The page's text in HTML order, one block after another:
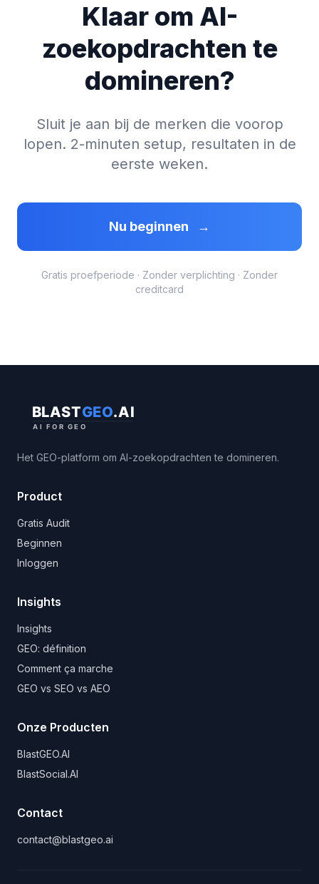
Klaar om AI-
zoekopdrachten te
domineren?
Sluit je aan bij de merken die voorop
lopen. 2-minuten setup, resultaten in de
eerste weken.
Nu beginnen →
Gratis proefperiode · Zonder verplichting · Zonder
creditcard
Het GEO-platform om AI-zoekopdrachten te domineren.
Product
Gratis Audit
Beginnen
Inloggen
Insights
Insights
GEO: définition
Comment ça marche
GEO vs SEO vs AEO
Onze Producten
BlastGEO.AI
BlastSocial.AI
Contact
contact@blastgeo.ai